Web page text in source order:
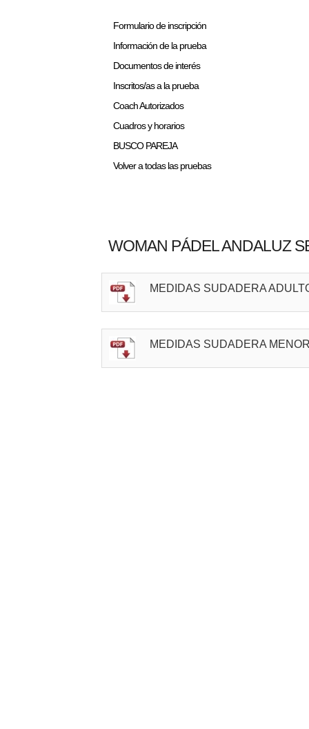
Formulario de inscripción
Información de la prueba
Documentos de interés
Inscritos/as a la prueba
Coach Autorizados
Cuadros y horarios
BUSCO PAREJA
Volver a todas las pruebas
WOMAN PÁDEL ANDALUZ
MEDIDAS SUDADERA
MEDIDAS SUDADERA